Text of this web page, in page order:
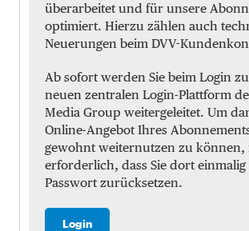
überarbeitet und für unsere
optimiert. Hierzu zählen auch
Neuerungen beim DVV-
Ab sofort werden Sie beim Login
neuen zentralen Login-Plattform
Media Group weitergeleitet. Um
Online-Angebot Ihres
gewohnt weiternutzen zu können,
erforderlich, dass Sie dort
Passwort zurücksetzen.
Login